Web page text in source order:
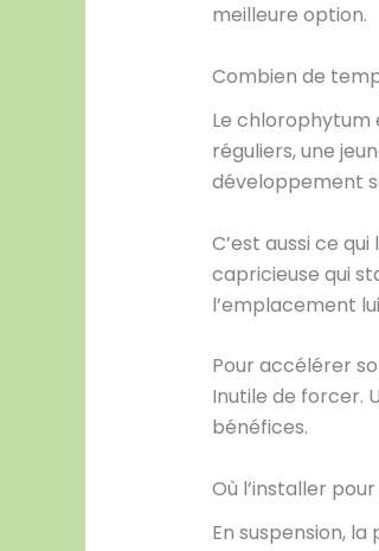
meilleure option.
Combien de
Le chlorophytum
réguliers, une
développement
C’est aussi ce
capricieuse qui
l’emplacement
Pour accélérer
Inutile de forcer.
bénéfices.
Où l’installer
En suspension,